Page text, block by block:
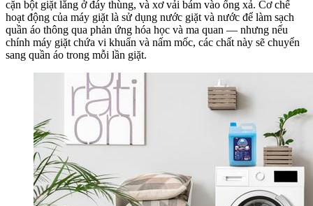
cặn bột giặt lắng ở đáy thùng, và xơ vải bám vào ống xả. Cơ chế
hoạt động của máy giặt là sử dụng nước giặt và nước để làm sạch
quần áo thông qua phản ứng hóa học và ma quan — nhưng nếu
chính máy giặt chứa vi khuẩn và nấm mốc, các chất này sẽ chuyển
sang quần áo trong mỗi lần giặt.